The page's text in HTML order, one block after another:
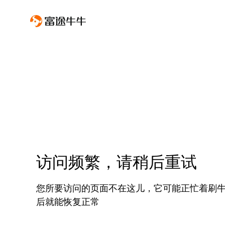
访问频繁，请稍后重试
您所要访问的页面不在这儿，它可能正忙着刷
后就能恢复正常